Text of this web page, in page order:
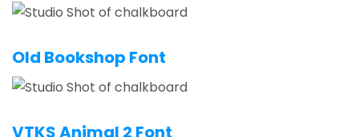
Old Bookshop Font
VTKS Animal 2 Font